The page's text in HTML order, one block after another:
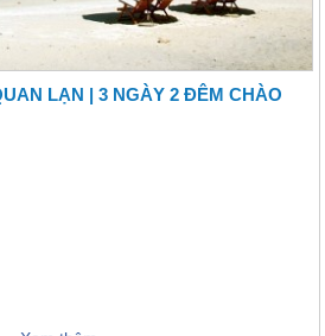
LẠN | 3 NGÀY 2 ĐÊM CHÀO